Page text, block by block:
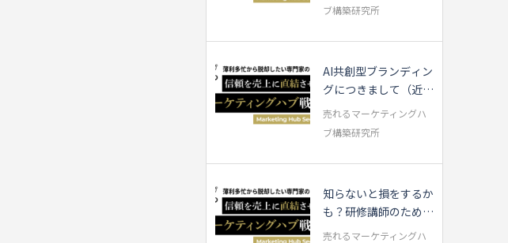
ブ構築研究所
AI共創型ブランディン
グにつきまして（近況
報告）
売れるマーケティングハ
ブ構築研究所
知らないと損をするか
も？研修講師のための
AI活用3つのTips
売れるマーケティングハ